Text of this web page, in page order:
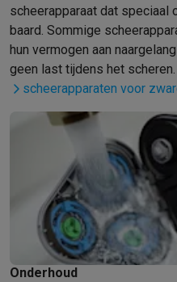
GSM opladersOpladers en
GSM accessoiresAirTags &
Vaste telefoonsVaste
Computers & tablets
ComputersLaptops Gaming
Randapparatuur IT
Tablets & e-readers
Tablets
Inktpatronen
Netwerk & wifi
Routers &
Geheugen & opslag
Externe
SoftwareWindows &
Toebehoren IT
Opladers &
Gaming
PlayStationPlayStation 5
scheerapparaat dat speciaal
baard. Sommige
hun vermogen aan
geen last tijdens het scheren.
scheerapparaten voor
Onderhoud